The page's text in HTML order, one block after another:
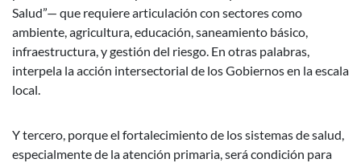
Salud”— que requiere articulación con sectores como
ambiente, agricultura, educación, saneamiento básico,
infraestructura, y gestión del riesgo. En otras palabras,
interpela la acción intersectorial de los Gobiernos en la escala
local.
Y tercero, porque el fortalecimiento de los sistemas de salud,
especialmente de la atención primaria, será condición para